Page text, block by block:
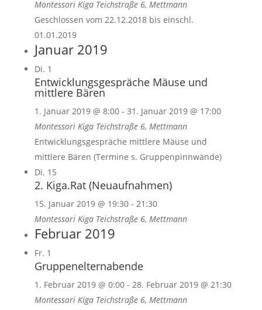
Montessori Kiga Teichstraße 6, Mettmann
Geschlossen vom 22.12.2018 bis einschl.
01.01.2019
Januar 2019
Di. 1
Entwicklungsgespräche Mäuse und
mittlere Bären
1. Januar 2019 @ 8:00- 31. Januar 2019 @ 17:00
Montessori Kiga Teichstraße 6, Mettmann
Entwicklungsgespräche mittlere Mäuse und
mittlere Bären (Termine s. Gruppenpinnwände)
Di. 15
2. Kiga.Rat (Neuaufnahmen)
15. Januar 2019 @ 19:30- 21:30
Montessori Kiga Teichstraße 6, Mettmann
Februar 2019
Fr. 1
Gruppenelternabende
1. Februar 2019 @ 0:00- 28. Februar 2019 @ 21:30
Montessori Kiga Teichstraße 6, Mettmann